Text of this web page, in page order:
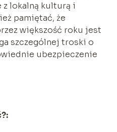
lokalną kulturą i
pamiętać, że
większość roku jest
szczególnej troski o
ubezpieczenie